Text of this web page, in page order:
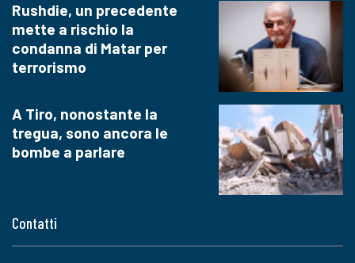
Contatti
Rushdie, un precedente
mette a rischio la
condanna di Matar per
terrorismo
A Tiro, nonostante la
tregua, sono ancora le
bombe a parlare